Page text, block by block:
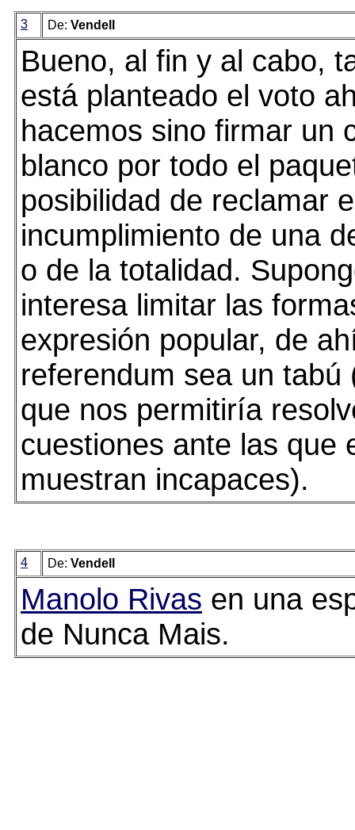
3 De: Vendell
Bueno, al fin y al cabo,
está planteado el voto
hacemos sino firmar un
blanco por todo el
posibilidad de reclamar
incumplimiento de una
o de la totalidad.
interesa limitar las
expresión popular, de
referendum sea un tabú
que nos permitiría
cuestiones ante las que
muestran incapaces).
4 De: Vendell
Manolo Rivas en una
de Nunca Mais.